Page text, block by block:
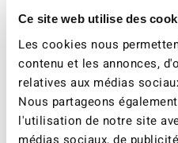
Ce site web utilise des
Les cookies nous
contenu et les annonces,
relatives aux médias
Nous partageons
l'utilisation de notre site
médias sociaux, de
Plutôt qu’une mobilité
continue de miser sur une
routes, plus de trafic, plus
démocratie directe est
Parlement devra corriger le
votantes et votants. L’ATE